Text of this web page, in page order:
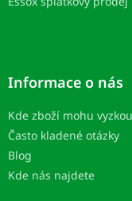
Informace o nás
Kde zboží mohu
Často kladené otázky
Blog
Kde nás najdete